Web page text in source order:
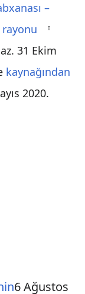
–
[]
31 Ekim
kaynağından
2020.
6 Ağustos